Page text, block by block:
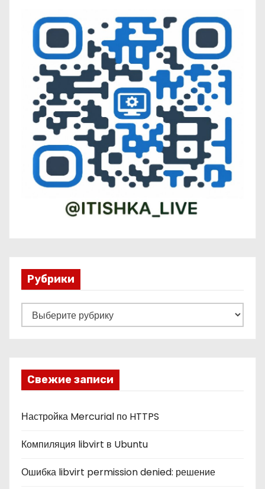
Рубрики
у
к
и
Свежие записи
Настройка Mercurial по HTTPS
Компиляция libvirt в Ubuntu
Ошибка libvirt permission denied: решение